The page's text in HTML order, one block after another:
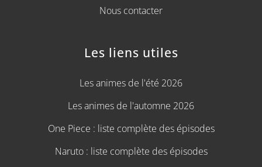
Nous contacter
Les liens utiles
Les animes de l'été 2026
Les animes de l'automne 2026
One Piece : liste complète des épisodes
Naruto : liste complète des épisodes